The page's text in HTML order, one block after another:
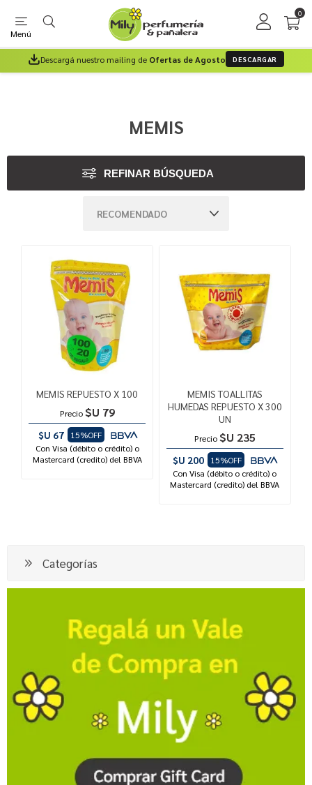
Menú
0
Descargá nuestro mailing de Ofertas de Agosto DESCARGAR
MEMIS
REFINAR BÚSQUEDA
MEMIS REPUESTO X 100
Precio $U 79
$U 67
15%OFF
Con Visa (débito o crédito) o
Mastercard (credito) del BBVA
MEMIS TOALLITAS
HUMEDAS REPUESTO X 300
UN
Precio $U 235
$U 200
15%OFF
Con Visa (débito o crédito) o
Mastercard (credito) del BBVA
Categorías